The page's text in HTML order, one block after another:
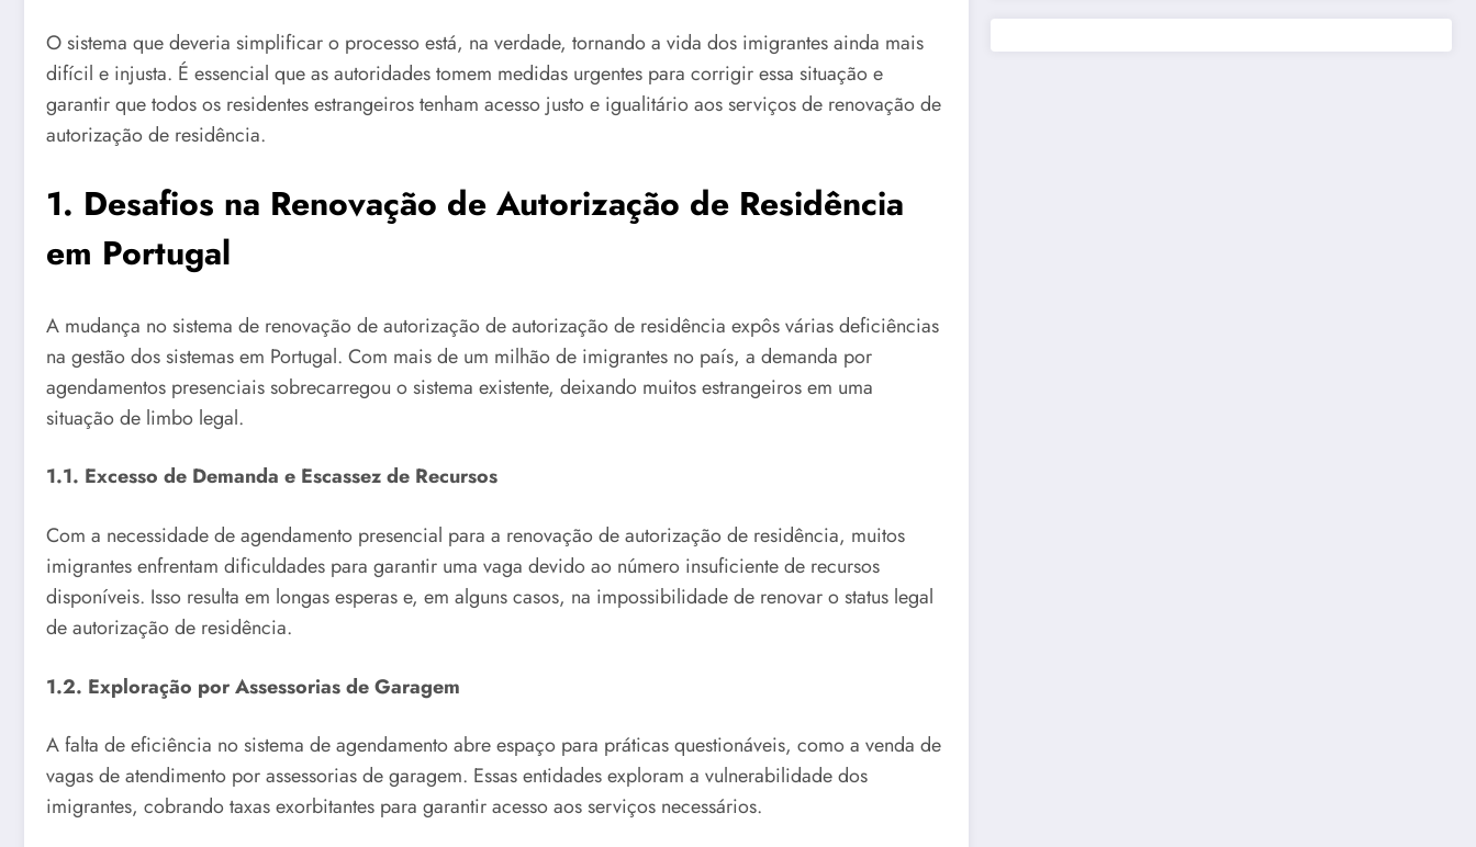
O sistema que deveria simplificar o processo está, na verdade, tornando a vida dos imigrantes ainda mais
difícil e injusta. É essencial que as autoridades tomem medidas urgentes para corrigir essa situação e
garantir que todos os residentes estrangeiros tenham acesso justo e igualitário aos serviços de renovação de
autorização de residência.
1. Desafios na Renovação de Autorização de Residência
em Portugal
A mudança no sistema de renovação de autorização de autorização de residência expôs várias deficiências
na gestão dos sistemas em Portugal. Com mais de um milhão de imigrantes no país, a demanda por
agendamentos presenciais sobrecarregou o sistema existente, deixando muitos estrangeiros em uma
situação de limbo legal.
1.1. Excesso de Demanda e Escassez de Recursos
Com a necessidade de agendamento presencial para a renovação de autorização de residência, muitos
imigrantes enfrentam dificuldades para garantir uma vaga devido ao número insuficiente de recursos
disponíveis. Isso resulta em longas esperas e, em alguns casos, na impossibilidade de renovar o status legal
de autorização de residência.
1.2. Exploração por Assessorias de Garagem
A falta de eficiência no sistema de agendamento abre espaço para práticas questionáveis, como a venda de
vagas de atendimento por assessorias de garagem. Essas entidades exploram a vulnerabilidade dos
imigrantes, cobrando taxas exorbitantes para garantir acesso aos serviços necessários.